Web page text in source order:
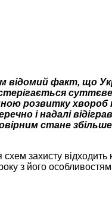
відомий факт, що
розвитку хвороб
і надалі
стане
схем захисту
з його